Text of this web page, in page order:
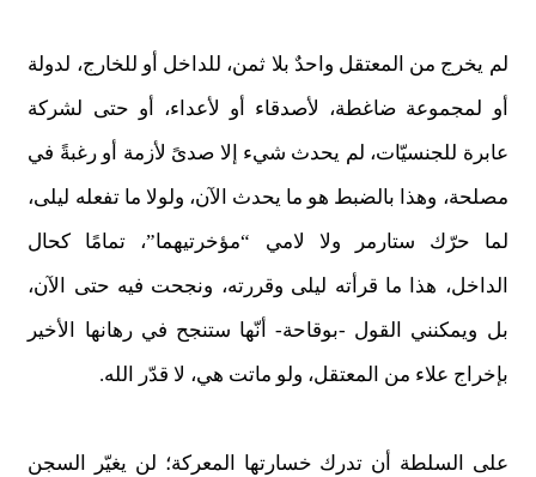
لم يخرج من المعتقل واحدٌ بلا ثمن، للداخل أو للخارج، لدولة
أو لمجموعة ضاغطة، لأصدقاء أو لأعداء، أو حتى لشركة
عابرة للجنسيّات، لم يحدث شيء إلا صدىً لأزمة أو رغبةً في
مصلحة، وهذا بالضبط هو ما يحدث الآن، ولولا ما تفعله ليلى،
لما حرّك ستارمر ولا لامي “مؤخرتيهما”، تمامًا كحال
الداخل، هذا ما قرأته ليلى وقررته، ونجحت فيه حتى الآن،
بل ويمكنني القول -بوقاحة- أنّها ستنجح في رهانها الأخير
بإخراج علاء من المعتقل، ولو ماتت هي، لا قدّر الله.
على السلطة أن تدرك خسارتها المعركة؛ لن يغيّر السجن